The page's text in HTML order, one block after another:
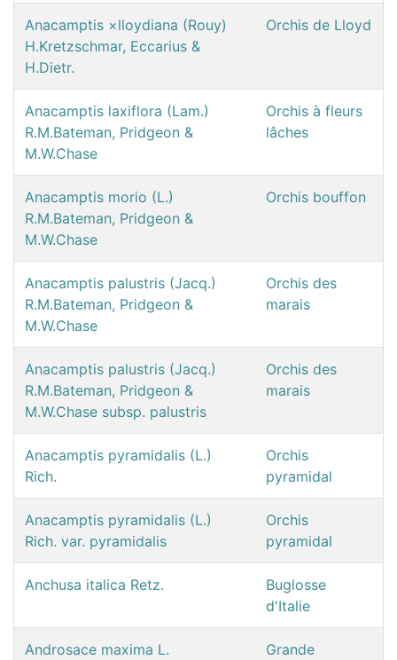
Anacamptis ×lloydiana (Rouy)
H.Kretzschmar, Eccarius &
H.Dietr.
Orchis de Lloyd
Anacamptis laxiflora (Lam.)
R.M.Bateman, Pridgeon &
M.W.Chase
Orchis à fleurs
lâches
Anacamptis morio (L.)
R.M.Bateman, Pridgeon &
M.W.Chase
Orchis bouffon
Anacamptis palustris (Jacq.)
R.M.Bateman, Pridgeon &
M.W.Chase
Orchis des
marais
Anacamptis palustris (Jacq.)
R.M.Bateman, Pridgeon &
M.W.Chase subsp. palustris
Orchis des
marais
Anacamptis pyramidalis (L.)
Rich.
Orchis
pyramidal
Anacamptis pyramidalis (L.)
Rich. var. pyramidalis
Orchis
pyramidal
Anchusa italica Retz.
Buglosse
d'Italie
Androsace maxima L.
Grande